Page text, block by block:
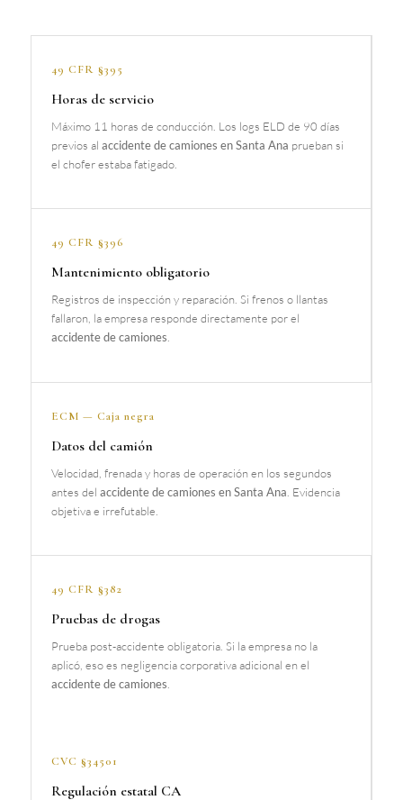
49 CFR §395
Horas de servicio
Máximo 11 horas de conducción. Los logs ELD de 90 días
previos al accidente de camiones en Santa Ana prueban si
el chofer estaba fatigado.
49 CFR §396
Mantenimiento obligatorio
Registros de inspección y reparación. Si frenos o llantas
fallaron, la empresa responde directamente por el
accidente de camiones
ECM — Caja negra
Datos del camión
Velocidad, frenada y horas de operación en los segundos
antes del accidente de camiones en Santa Ana . Evidencia
objetiva e irrefutable.
49 CFR §382
Pruebas de drogas
Prueba post-accidente obligatoria. Si la empresa no la
aplicó, eso es negligencia corporativa adicional en el
accidente de camiones
CVC §34501
Regulación estatal CA